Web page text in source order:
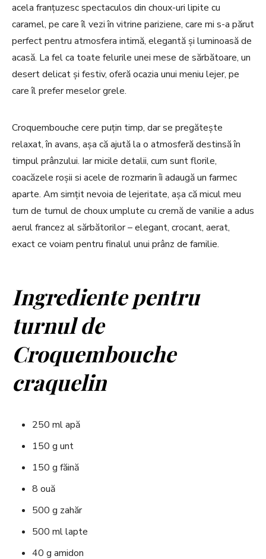
acela franțuzesc spectaculos din choux-uri lipite cu
caramel, pe care îl vezi în vitrine pariziene, care mi s-a părut
perfect pentru atmosfera intimă, elegantă și luminoasă de
acasă. La fel ca toate felurile unei mese de sărbătoare, un
desert delicat și festiv, oferă ocazia unui meniu lejer, pe
care îl prefer meselor grele.
Croquembouche cere puțin timp, dar se pregătește
relaxat, în avans, așa că ajută la o atmosferă destinsă în
timpul prânzului. Iar micile detalii, cum sunt florile,
coacăzele roșii si acele de rozmarin îi adaugă un farmec
aparte. Am simțit nevoia de lejeritate, așa că micul meu
turn de turnul de choux umplute cu cremă de vanilie a adus
aerul francez al sărbătorilor – elegant, crocant, aerat,
exact ce voiam pentru finalul unui prânz de familie.
Ingrediente pentru
turnul de
Croquembouche
craquelin
250 ml apă
150 g unt
150 g făină
8 ouă
500 g zahăr
500 ml lapte
40 g amidon